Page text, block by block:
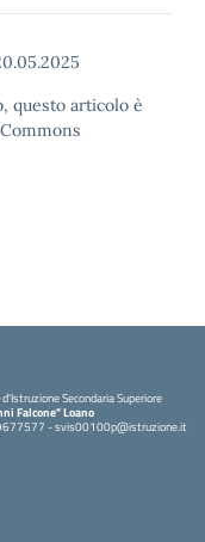
questo articolo è
Secondaria Superiore
Falcone" Loano
- svis00100p@istruzione.it
la pagina iniziale della scuola